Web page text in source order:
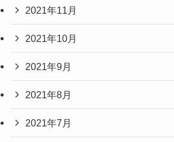
2021年11月
2021年10月
2021年9月
2021年8月
2021年7月